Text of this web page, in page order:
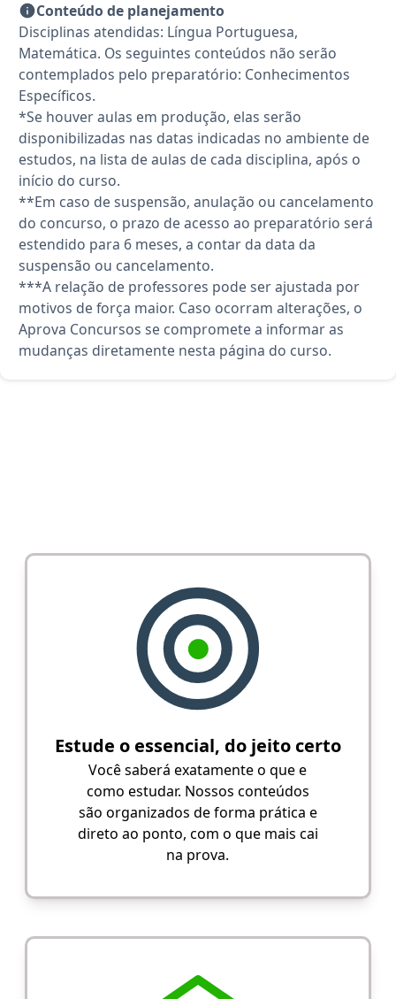
Conteúdo de planejamento
Disciplinas atendidas: Língua Portuguesa,
Matemática. Os seguintes conteúdos não serão
contemplados pelo preparatório: Conhecimentos
Específicos.
*Se houver aulas em produção, elas serão
disponibilizadas nas datas indicadas no ambiente de
estudos, na lista de aulas de cada disciplina, após o
início do curso.
**Em caso de suspensão, anulação ou cancelamento
do concurso, o prazo de acesso ao preparatório será
estendido para 6 meses, a contar da data da
suspensão ou cancelamento.
***A relação de professores pode ser ajustada por
motivos de força maior. Caso ocorram alterações, o
Aprova Concursos se compromete a informar as
mudanças diretamente nesta página do curso.
Estude o essencial, do jeito certo
Você saberá exatamente o que e
como estudar. Nossos conteúdos
são organizados de forma prática e
direto ao ponto, com o que mais cai
na prova.